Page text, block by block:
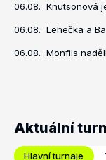
06.08. Knutsonová
06.08. Lehečka a
06.08. Monfils
Aktuální
Hlavní turnaje